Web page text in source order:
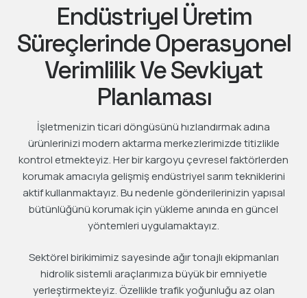
Endüstriyel Üretim
Süreçlerinde Operasyonel
Verimlilik Ve Sevkiyat
Planlaması
İşletmenizin ticari döngüsünü hızlandırmak adına
ürünlerinizi modern aktarma merkezlerimizde titizlikle
kontrol etmekteyiz. Her bir kargoyu çevresel faktörlerden
korumak amacıyla gelişmiş endüstriyel sarım tekniklerini
aktif kullanmaktayız. Bu nedenle gönderilerinizin yapısal
bütünlüğünü korumak için yükleme anında en güncel
yöntemleri uygulamaktayız.
Sektörel birikimimiz sayesinde ağır tonajlı ekipmanları
hidrolik sistemli araçlarımıza büyük bir emniyetle
yerleştirmekteyiz. Özellikle trafik yoğunluğu az olan